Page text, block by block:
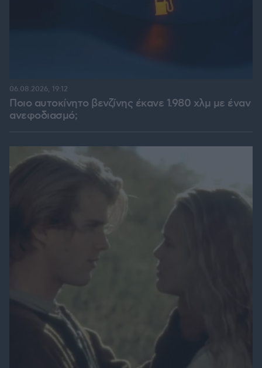
Ποιο αυτοκίνητο βενζίνης έκανε 1.980 χλμ με έναν
ανεφοδιασμό;
06.08.2026, 19:12